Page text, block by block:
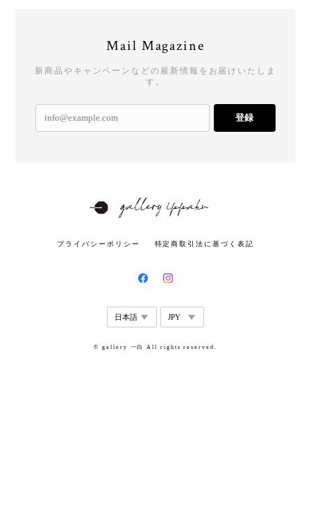
Mail Magazine
新商品やキャンペーンなどの最新情報をお届けいたしま
す。
登録
プライバシーポリシー 特定商取引法に基づく表記
© gallery 一白 All rights reserved.